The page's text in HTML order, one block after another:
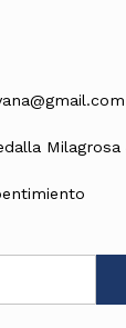
Milagrosa